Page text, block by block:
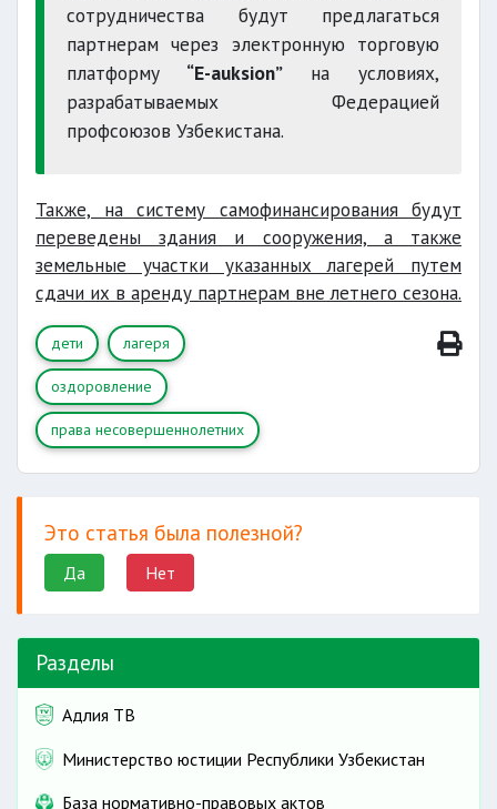
сотрудничества будут предлагаться
партнерам через электронную торговую
платформу “E-auksion”на условиях,
разрабатываемых Федерацией
профсоюзов Узбекистана.
Также, на систему самофинансирования будут
переведены здания и сооружения, а также
земельные участки указанных лагерей путем
сдачи их в аренду партнерам вне летнего сезона.
дети лагеря
оздоровление
права несовершеннолетних
Это статья была полезной?
Да Нет
Разделы
Адлия ТВ
Министерство юстиции Республики Узбекистан
База нормативно-правовых актов